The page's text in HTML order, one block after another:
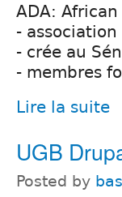
ADA:
-
- crée au
- membres
Lire la suite
UGB
Posted by